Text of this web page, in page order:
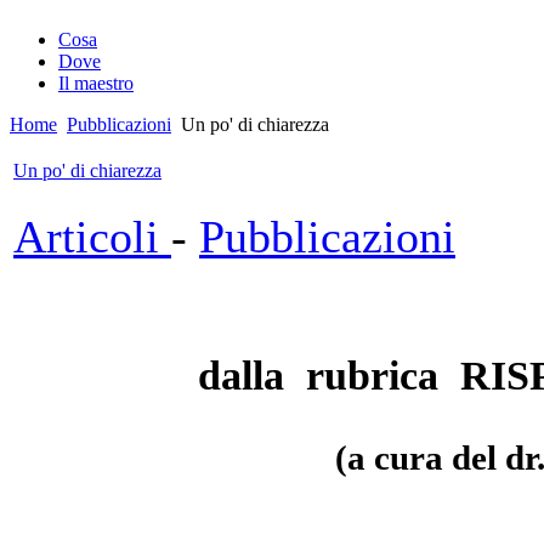
Cosa
Dove
Il maestro
Home Pubblicazioni Un po' di chiarezza
Un po' di chiarezza
Articoli - Pubblicazioni
dalla rubrica
(a cura del